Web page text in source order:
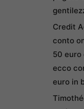
Credit
conto
50 euro
ecco
euro in